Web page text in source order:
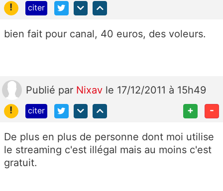
!
citer
bien fait pour canal, 40 euros, des voleurs.
Publié par Nixav le 17/12/2011 à 15h49
!
citer + -
De plus en plus de personne dont moi utilise
le streaming c'est illégal mais au moins c'est
gratuit.